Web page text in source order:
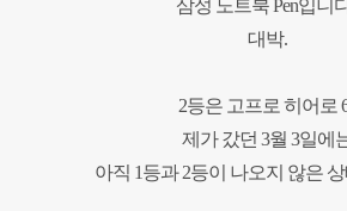
삼성 노트북Pen입니
대박.
2등은 고프로 히어로
제가 갔던3월3일에
아직 1등과2등이 나오지 않은